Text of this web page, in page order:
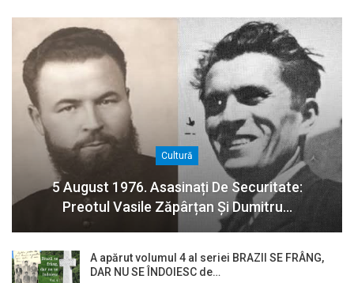
Cultură
5 August 1976. Asasinați De Securitate:
Preotul Vasile Zăpârțan Și Dumitru…
A apărut volumul 4 al seriei BRAZII SE FRÂNG,
DAR NU SE ÎNDOIESC de…